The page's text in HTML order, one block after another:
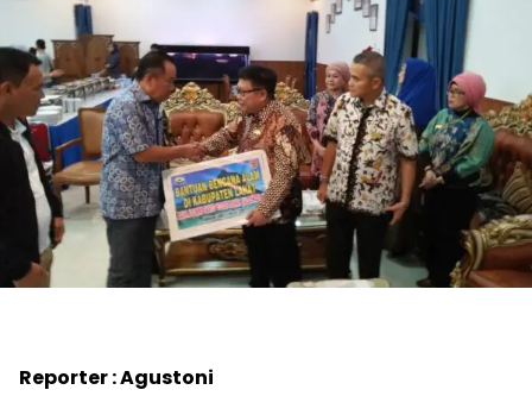
Reporter : Agustoni